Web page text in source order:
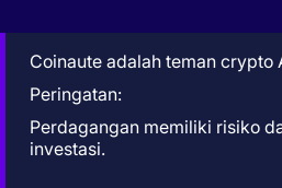
Coinaute adalah teman crypto
Peringatan:
Perdagangan memiliki risiko
investasi.